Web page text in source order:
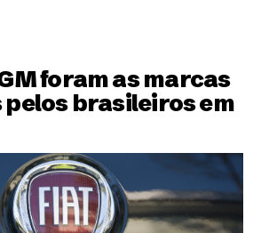
foram as marcas
brasileiros em